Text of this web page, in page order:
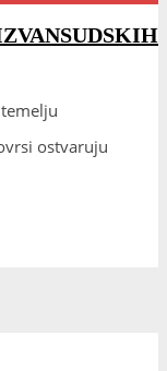
ostvaruju